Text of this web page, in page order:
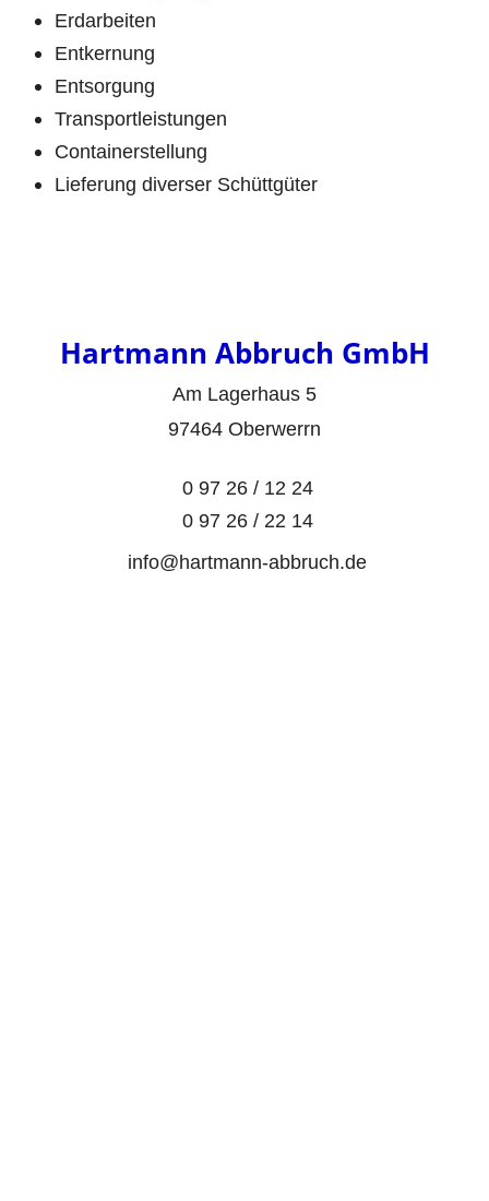
Erdarbeiten
Entkernung
Entsorgung
Transportleistungen
Containerstellung
Lieferung diverser Schüttgüter
Hartmann Abbruch GmbH
Am Lagerhaus 5
97464 Oberwerrn
0 97 26 / 12 24
0 97 26 / 22 14
info@hartmann-abbruch.de